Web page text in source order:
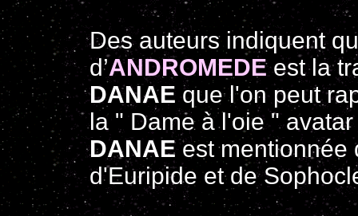
Des auteurs indiquent
d’ANDROMEDEest la
DANAE que l'on peut
la " Dame à l'oie "
DANAEest mentionnée
d'Euripide et de